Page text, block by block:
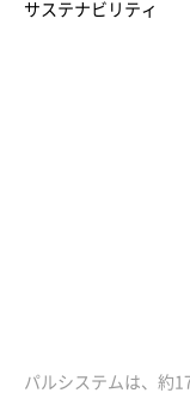
サステナビリティ
パルシステムは、約